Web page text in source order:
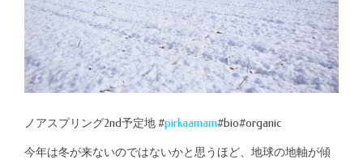
ノアスプリング2nd予定地 #pirkaamam#bio#organic
今年は冬が来ないのではないかと思うほど、地球の地軸が傾